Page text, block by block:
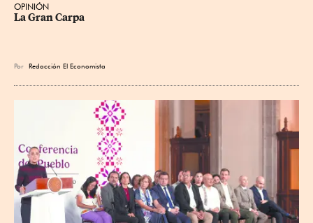
OPINIÓN
La Gran Carpa
Por Redacción El Economista